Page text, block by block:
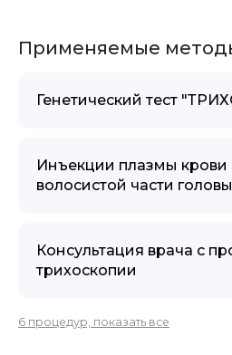
Применяемые
Генетический тест
Инъекции плазмы крови
волосистой части головы
Консультация врача с
трихоскопии
6 процедур, показать все